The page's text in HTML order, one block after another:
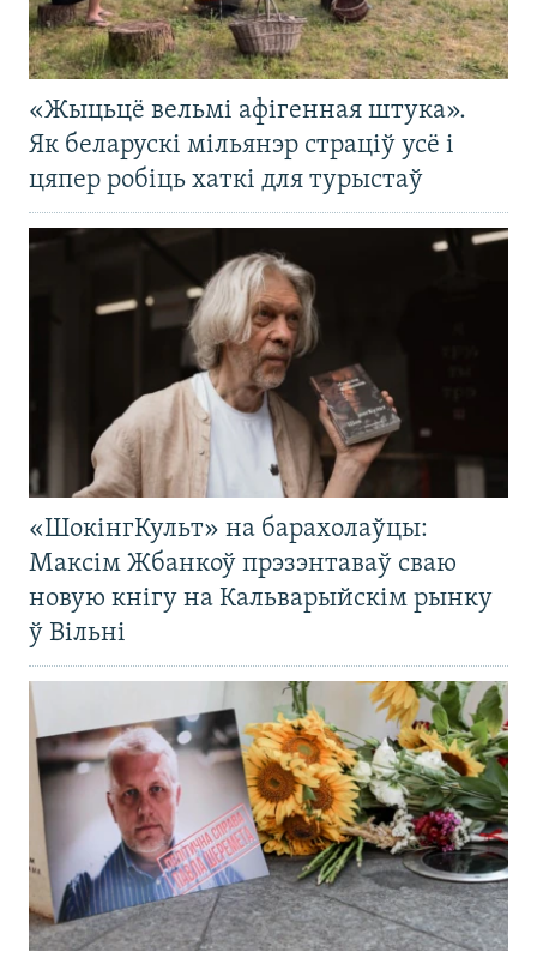
«Жыцьцё вельмі афігенная штука».
Як беларускі мільянэр страціў усё і
цяпер робіць хаткі для турыстаў
«ШокінгКульт» на барахолаўцы:
Максім Жбанкоў прэзэнтаваў сваю
новую кнігу на Кальварыйскім рынку
ў Вільні